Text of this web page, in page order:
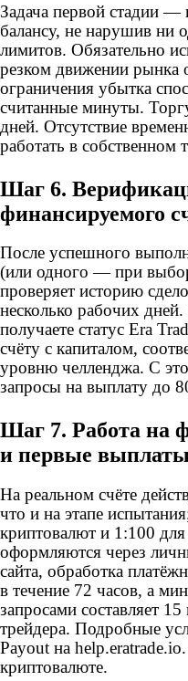
Задача первой стадии
балансу, не нарушив ни
лимитов. Обязательно
резком движении рынка
ограничения убытка
считанные минуты.
дней. Отсутствие
работать в собственном
Шаг 6.
финансируемого
После успешного
(или одного — при
проверяет историю
несколько рабочих
получаете статус Era
счёту с капиталом,
уровню челленджа. С
запросы на выплату до
Шаг 7. Работа на
и первые выплаты
На реальном счёте
что и на этапе
криптовалют и 1:100
оформляются через
сайта, обработка
в течение 72 часов, а
запросами составляет
трейдера. Подробные
Payout на
криптовалюте.